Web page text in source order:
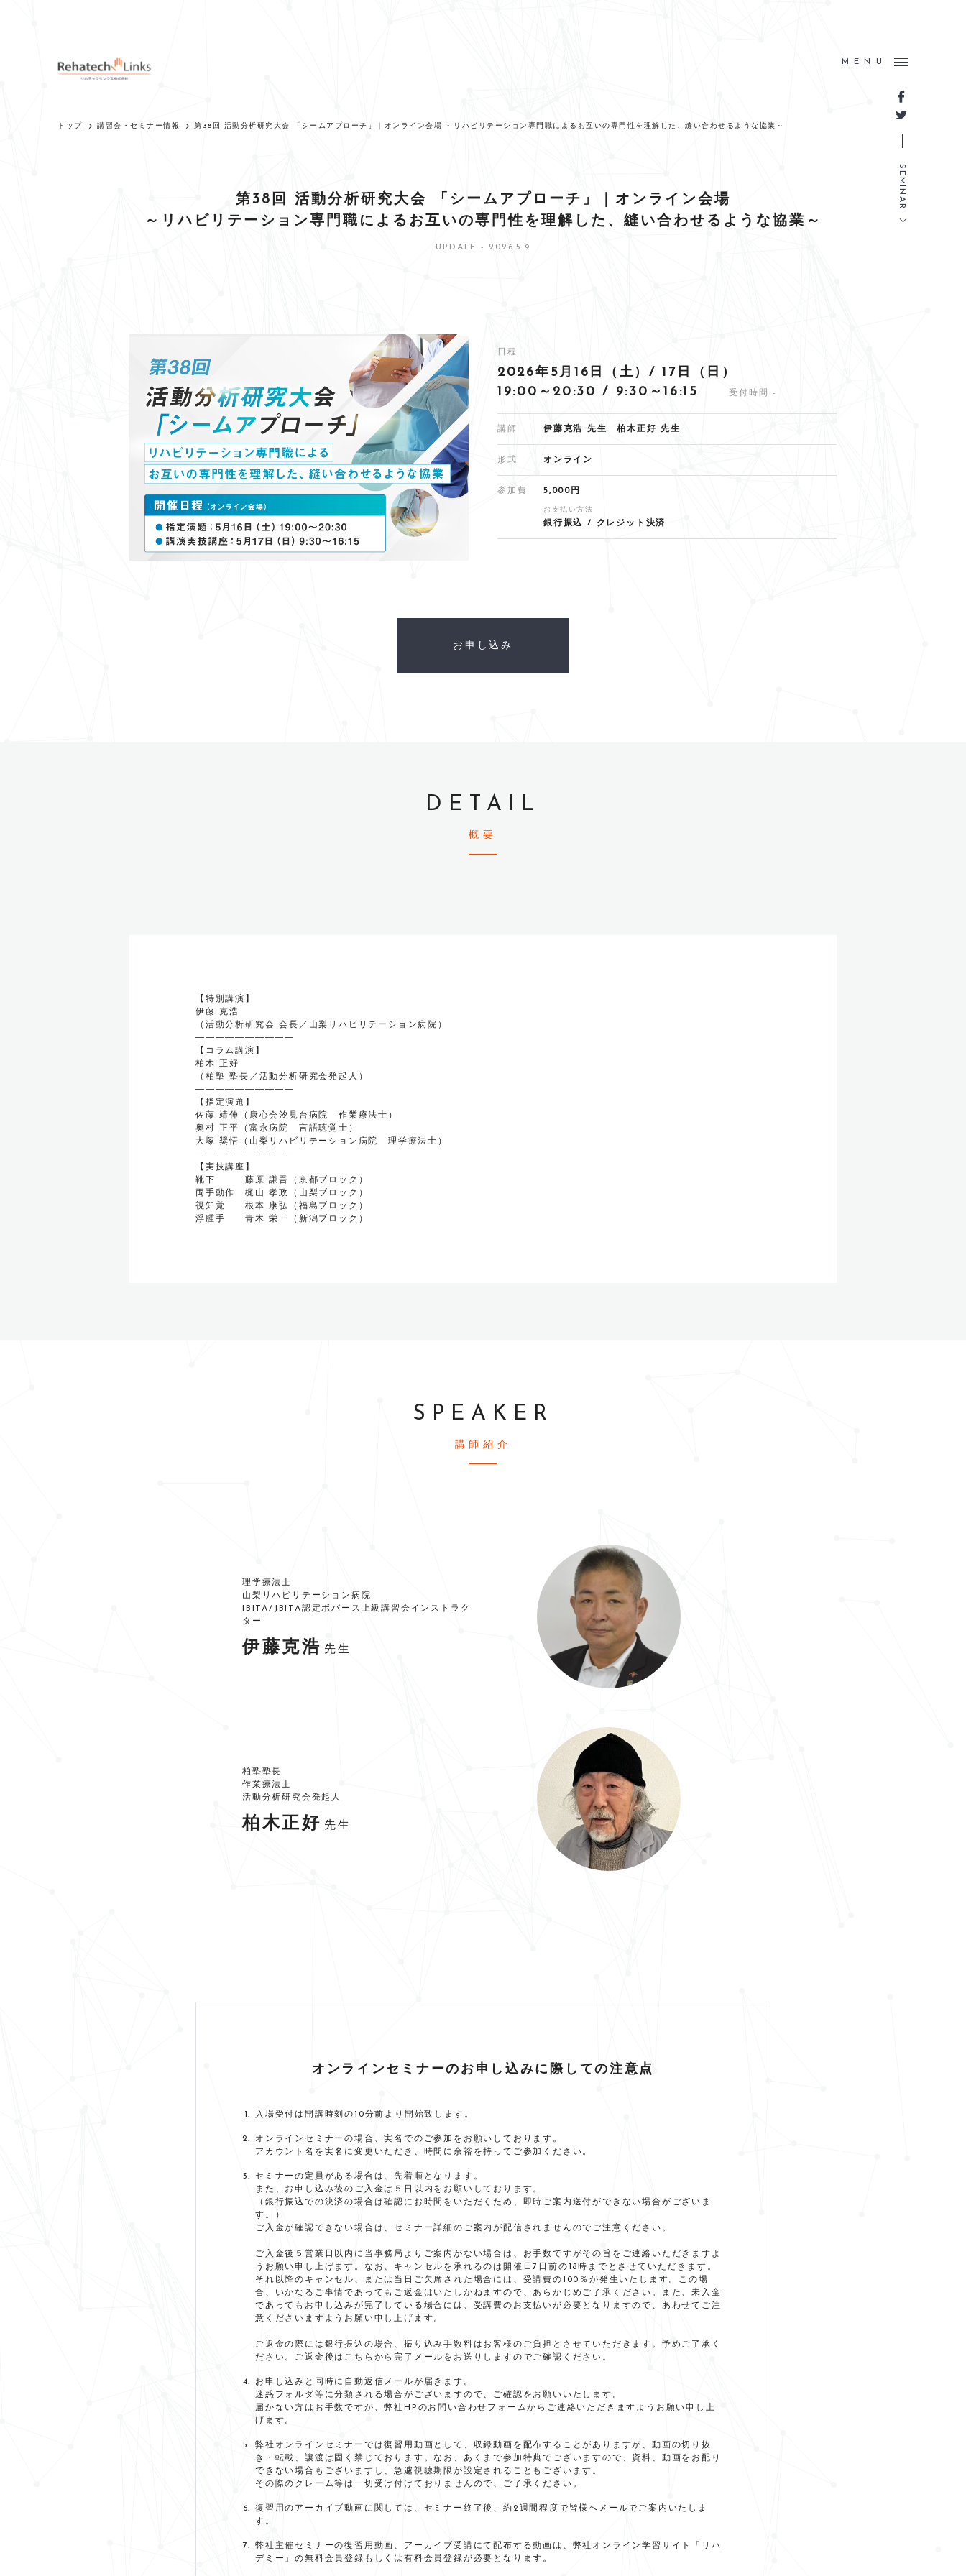
MENU
SEMINAR
トップ 講習会・セミナー情報 第38回 活動分析研究大会 「シームアプローチ」｜オンライン会場 ～リハビリテーション専門職によるお互いの専門性を理解した、縫い合わせるような協業～
第38回 活動分析研究大会 「シームアプローチ」｜オンライン会場
～リハビリテーション専門職によるお互いの専門性を理解した、縫い合わせるような協業～
UPDATE - 2026.5.9
日程
2026年5月16日（土）/ 17日（日）
19:00～20:30 / 9:30～16:15
受付時間 -
講師 伊藤克浩 先生 柏木正好 先生
形式 オンライン
参加費 5,000円
お支払い方法
銀行振込 / クレジット決済
お申し込み
DETAIL
概要
【特別講演】
伊藤 克浩
（活動分析研究会 会長／山梨リハビリテーション病院）
――――――――――
【コラム講演】
柏木 正好
（柏塾 塾長／活動分析研究会発起人）
――――――――――
【指定演題】
佐藤 靖伸（康心会汐見台病院 作業療法士）
奥村 正平（富永病院 言語聴覚士）
大塚 奨悟（山梨リハビリテーション病院 理学療法士）
――――――――――
【実技講座】
靴下 藤原 謙吾（京都ブロック）
両手動作 梶山 孝政（山梨ブロック）
視知覚 根本 康弘（福島ブロック）
浮腫手 青木 栄一（新潟ブロック）
SPEAKER
講師紹介
理学療法士
山梨リハビリテーション病院
IBITA/JBITA認定ボバース上級講習会インストラク
ター
伊藤克浩 先生
柏塾塾長
作業療法士
活動分析研究会発起人
柏木正好 先生
オンラインセミナーのお申し込みに際しての注意点
入場受付は開講時刻の10分前より開始致します。
オンラインセミナーの場合、実名でのご参加をお願いしております。
アカウント名を実名に変更いただき、時間に余裕を持ってご参加ください。
セミナーの定員がある場合は、先着順となります。
また、お申し込み後のご入金は５日以内をお願いしております。
（銀行振込での決済の場合は確認にお時間をいただくため、即時ご案内送付ができない場合がございま
す。）
ご入金が確認できない場合は、セミナー詳細のご案内が配信されませんのでご注意ください。
ご入金後５営業日以内に当事務局よりご案内がない場合は、お手数ですがその旨をご連絡いただきますよ
うお願い申し上げます。なお、キャンセルを承れるのは開催日7日前の18時までとさせていただきます。
それ以降のキャンセル、または当日ご欠席された場合には、受講費の100％が発生いたします。この場
合、いかなるご事情であってもご返金はいたしかねますので、あらかじめご了承ください。また、未入金
であってもお申し込みが完了している場合には、受講費のお支払いが必要となりますので、あわせてご注
意くださいますようお願い申し上げます。
ご返金の際には銀行振込の場合、振り込み手数料はお客様のご負担とさせていただきます。予めご了承く
ださい。ご返金後はこちらから完了メールをお送りしますのでご確認ください。
お申し込みと同時に自動返信メールが届きます。
迷惑フォルダ等に分類される場合がございますので、ご確認をお願いいたします。
届かない方はお手数ですが、弊社HPのお問い合わせフォームからご連絡いただきますようお願い申し上
げます。
弊社オンラインセミナーでは復習用動画として、収録動画を配布することがありますが、動画の切り抜
き・転載、譲渡は固く禁じております。なお、あくまで参加特典でございますので、資料、動画をお配り
できない場合もございますし、急遽視聴期限が設定されることもございます。
その際のクレーム等は一切受け付けておりませんので、ご了承ください。
復習用のアーカイブ動画に関しては、セミナー終了後、約2週間程度で皆様へメールでご案内いたしま
す。
弊社主催セミナーの復習用動画、アーカイブ受講にて配布する動画は、弊社オンライン学習サイト「リハ
デミー」の無料会員登録もしくは有料会員登録が必要となります。